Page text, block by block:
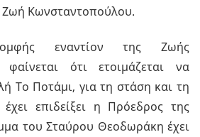
Ζωή Κωνσταντοπούλου.
εναντίον της Ζωής
φαίνεται ότι ετοιμάζεται να
Tο Ποτάμι, για τη στάση και τη
επιδείξει η Πρόεδρος της
του Σταύρου Θεοδωράκη έχει